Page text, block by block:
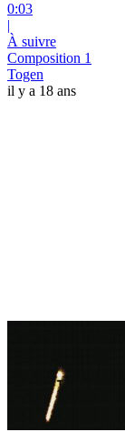
0:03
|
À suivre
Composition 1
Togen
il y a 18 ans